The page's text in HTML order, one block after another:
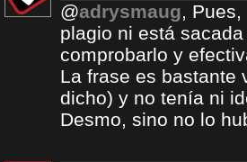
@adrysmaug,
plagio ni está
comprobarlo y
La frase es bastante
dicho) y no tenía ni
Desmo, sino no lo